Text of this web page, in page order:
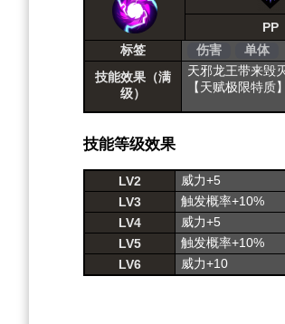
PP
标签 伤害
单体
技能效果（满
级）
天邪龙王带来毁
【天赋极限特
技能等级效果
LV2
威力+5
LV3
触发概率+10%
LV4
威力+5
LV5
触发概率+10%
LV6
威力+10